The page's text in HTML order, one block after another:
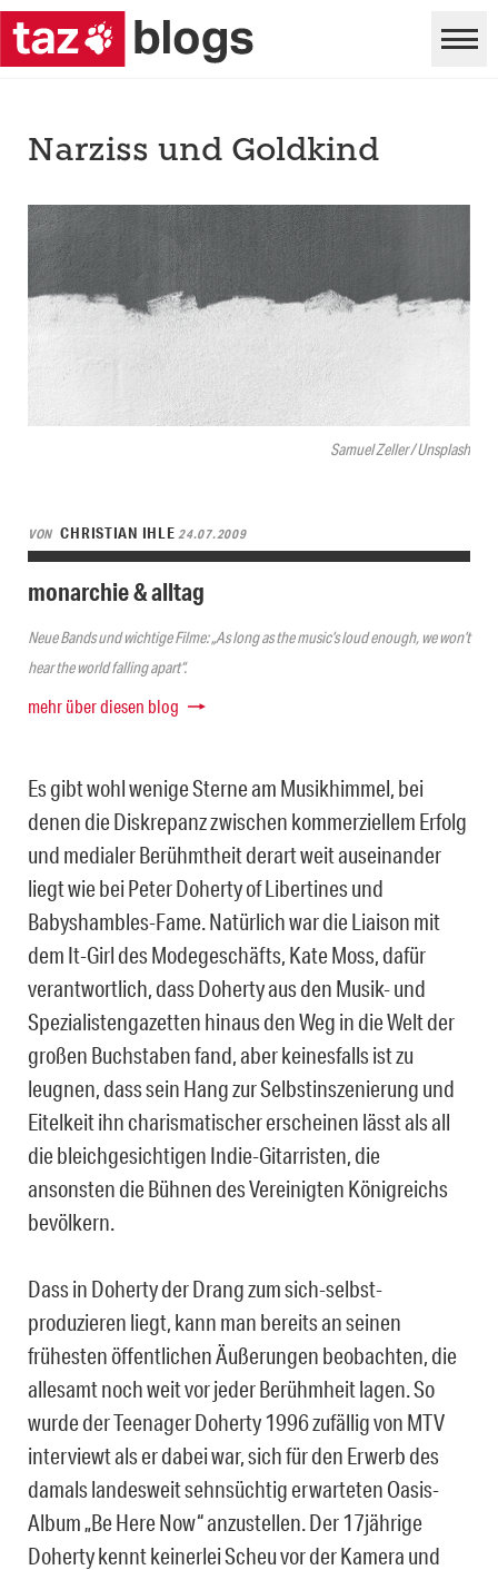
Samuel Zeller / Unsplash
Narziss und Goldkind
VON CHRISTIAN IHLE24.07.2009
monarchie & alltag
Neue Bands und wichtige Filme: „As long as the music’s loud enough, we won’t
hear the world falling apart“.
mehr über diesen blog
Es gibt wohl wenige Sterne am Musikhimmel, bei
denen die Diskrepanz zwischen kommerziellem Erfolg
und medialer Berühmtheit derart weit auseinander
liegt wie bei Peter Doherty of Libertines und
Babyshambles-Fame. Natürlich war die Liaison mit
dem It-Girl des Modegeschäfts, Kate Moss, dafür
verantwortlich, dass Doherty aus den Musik- und
Spezialistengazetten hinaus den Weg in die Welt der
großen Buchstaben fand, aber keinesfalls ist zu
leugnen, dass sein Hang zur Selbstinszenierung und
Eitelkeit ihn charismatischer erscheinen lässt als all
die bleichgesichtigen Indie-Gitarristen, die
ansonsten die Bühnen des Vereinigten Königreichs
bevölkern.
Dass in Doherty der Drang zum sich-selbst-
produzieren liegt, kann man bereits an seinen
frühesten öffentlichen Äußerungen beobachten, die
allesamt noch weit vor jeder Berühmheit lagen. So
wurde der Teenager Doherty 1996 zufällig von MTV
interviewt als er dabei war, sich für den Erwerb des
damals landesweit sehnsüchtig erwarteten Oasis-
Album „Be Here Now“ anzustellen. Der 17jährige
Doherty kennt keinerlei Scheu vor der Kamera und